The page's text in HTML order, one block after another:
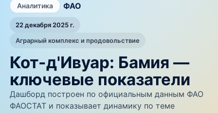
Аналитика ФАО
22 декабря 2025 г.
Аграрный комплекс и продовольствие
Кот-д'Ивуар: Бамия —
ключевые показатели
Дашборд построен по официальным данным ФАО
ФАОСТАТ и показывает динамику по теме